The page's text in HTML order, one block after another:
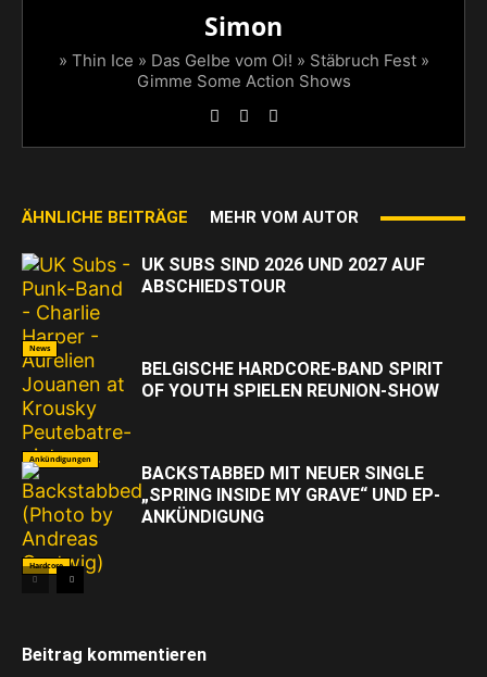
Simon
» Thin Ice » Das Gelbe vom Oi! » Stäbruch Fest »
Gimme Some Action Shows
ÄHNLICHE BEITRÄGE MEHR VOM AUTOR
Ankündigungen
UK SUBS SIND 2026 UND 2027 AUF
ABSCHIEDSTOUR
News
BELGISCHE HARDCORE-BAND SPIRIT
OF YOUTH SPIELEN REUNION-SHOW
Hardcore
BACKSTABBED MIT NEUER SINGLE
„SPRING INSIDE MY GRAVE“ UND EP-
ANKÜNDIGUNG
Beitrag kommentieren